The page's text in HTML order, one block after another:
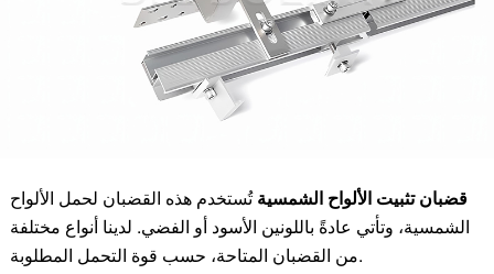
قضبان تثبيت الألواح الشمسيةتُستخدم هذه القضبان لحمل الألواح
الشمسية، وتأتي عادةً باللونين الأسود أو الفضي. لدينا أنواع مختلفة
من القضبان المتاحة، حسب قوة التحمل المطلوبة.